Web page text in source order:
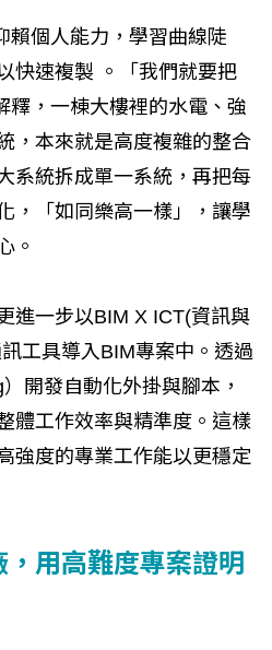
賴個人能力，學習曲線陡
快速複製 。「我們就要把
釋，一棟大樓裡的水電、強
，本來就是高度複雜的整合
系統拆成單一系統，再把每
，「如同樂高一樣」，讓學
。
進一步以BIM X ICT(資訊與
工具導入BIM專案中。透過
開發自動化外掛與腳本，
體工作效率與精準度。這樣
強度的專業工作能以更穩定
用高難度專案證明